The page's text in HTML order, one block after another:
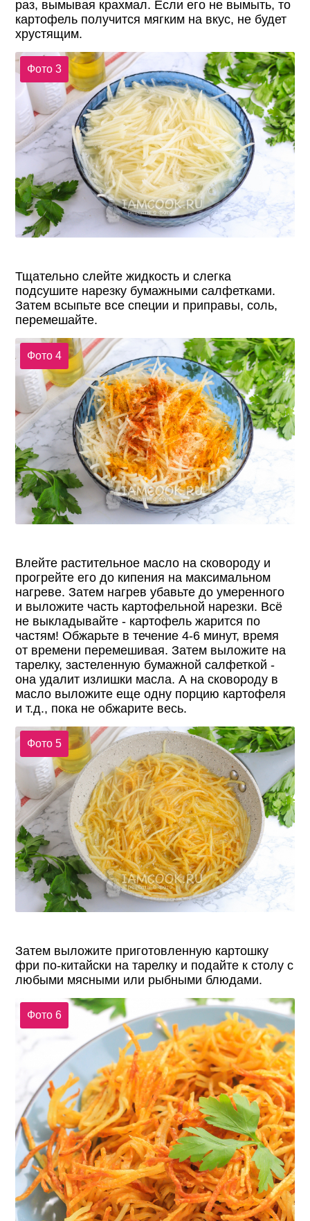
раз, вымывая крахмал. Если его не вымыть, то
картофель получится мягким на вкус, не будет
хрустящим.
Фото 3
Тщательно слейте жидкость и слегка
подсушите нарезку бумажными салфетками.
Затем всыпьте все специи и приправы, соль,
перемешайте.
Фото 4
Влейте растительное масло на сковороду и
прогрейте его до кипения на максимальном
нагреве. Затем нагрев убавьте до умеренного
и выложите часть картофельной нарезки. Всё
не выкладывайте - картофель жарится по
частям! Обжарьте в течение 4-6 минут, время
от времени перемешивая. Затем выложите на
тарелку, застеленную бумажной салфеткой -
она удалит излишки масла. А на сковороду в
масло выложите еще одну порцию картофеля
и т.д., пока не обжарите весь.
Фото 5
Затем выложите приготовленную картошку
фри по-китайски на тарелку и подайте к столу с
любыми мясными или рыбными блюдами.
Фото 6